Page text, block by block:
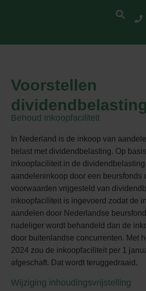
Voorstellen
dividendbelasting
Behoud inkoopfaciliteit
In Nederland is de inkoop van
belast met dividendbelasting. Op
inkoopfaciliteit in de
aandeleninkoop door een beursfonds
voorwaarden vrijgesteld van
inkoopfaciliteit is ingevoerd zodat de
aandelen door Nederlandse
nadeliger wordt behandeld dan de
door buitenlandse concurrenten. Met
2024 zou de inkoopfaciliteit per 1
afgeschaft. Dat wordt teruggedraaid.
Wijziging inhoudingsvrijstelling